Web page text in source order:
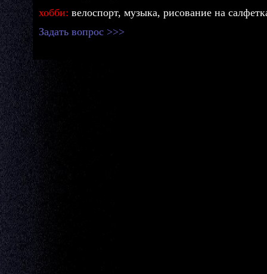
хобби: велоспорт, музыка, рисование на
Задать вопрос >>>